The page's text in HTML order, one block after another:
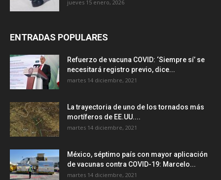
jueves 15 enero, 2026
ENTRADAS POPULARES
Refuerzo de vacuna COVID: ‘Siempre sí’ se
necesitará registro previo, dice...
martes 14 diciembre, 2021
La trayectoria de uno de los tornados más
mortíferos de EE.UU....
martes 14 diciembre, 2021
México, séptimo país con mayor aplicación
de vacunas contra COVID-19: Marcelo...
martes 14 diciembre, 2021